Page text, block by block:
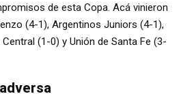
de esta Copa. Acá vinieron
(4-1), Argentinos Juniors (4-1),
(1-0) y Unión de Santa Fe (3-